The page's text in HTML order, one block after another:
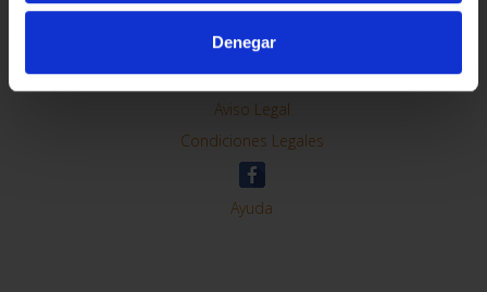
Denegar
Contacto
Preguntas Frequentes (FAQs)
Aviso Legal
Condiciones Legales
Ayuda